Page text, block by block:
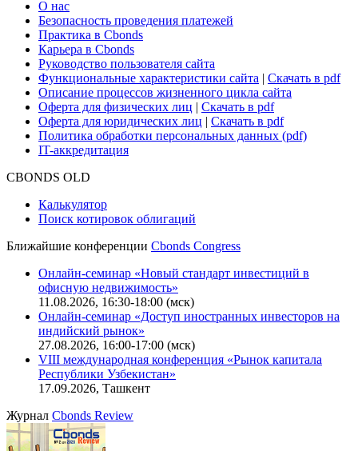
Поддержка
Для клиентов
О нас
Безопасность проведения платежей
Практика в Cbonds
Карьера в Cbonds
Руководство пользователя сайта
Функциональные характеристики сайта|Скачать в pdf
Описание процессов жизненного цикла сайта
Оферта для физических лиц
Оферта для юридических лиц
IT-аккредитация
Поиск котировок облигаций
Ближайшие конференцииCbonds Congress
Онлайн-семинар «Новый стандарт инвестиций в
офисную недвижимость»
11.08.2026, 16:30-18:00 (мск)
Онлайн-семинар «Доступ иностранных инвесторов на
индийский рынок»
VIII международная конференция «Рынок капитала
Республики Узбекистан»
17.09.2026, Ташкент